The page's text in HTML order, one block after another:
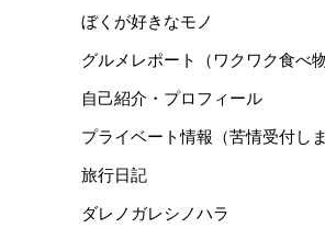
ぼくが好きなモノ
グルメレポート（ワクワク食べ物
自己紹介・プロフィール
プライベート情報（苦情受付しま
旅行日記
ダレノガレシノハラ